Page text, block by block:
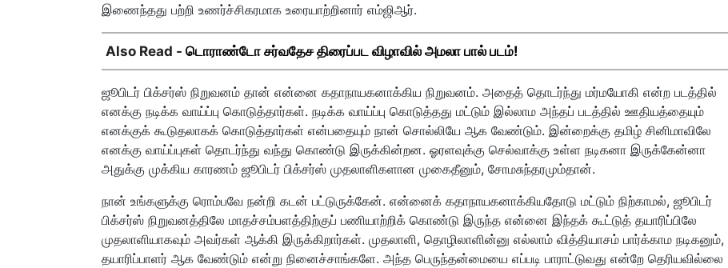
இணைந்தது பற்றி உணர்ச்சிகரமாக உரையாற்றினார் எம்ஜிஆர்.
Also Read - டொராண்டோ சர்வதேச திரைப்பட விழாவில் அமலா பால் படம்!
ஜூபிடர் பிக்சர்ஸ் நிறுவனம் தான் என்னை கதாநாயகனாக்கிய நிறுவனம். அதைத் தொடர்ந்து மர்மயோகி என்ற படத்தில்
எனக்கு நடிக்க வாய்ப்பு கொடுத்தார்கள். நடிக்க வாய்ப்பு கொடுத்தது மட்டும் இல்லாம அந்தப் படத்தில் ஊதியத்தையும்
எனக்குக் கூடுதலாகக் கொடுத்தார்கள் என்பதையும் நான் சொல்லியே ஆக வேண்டும். இன்றைக்கு தமிழ் சினிமாவிலே
எனக்கு வாய்ப்புகள் தொடர்ந்து வந்து கொண்டு இருக்கின்றன. ஓரளவுக்கு செல்வாக்கு உள்ள நடிகனா இருக்கேன்னா
அதுக்கு முக்கிய காரணம் ஜூபிடர் பிக்சர்ஸ் முதலாளிகளான முகைதீனும், சோமசுந்தரமும்தான்.
நான் உங்களுக்கு ரொம்பவே நன்றி கடன் பட்டுருக்கேன். என்னைக் கதாநாயகனாக்கியதோடு மட்டும் நிற்காமல், ஜூபிடர்
பிக்சர்ஸ் நிறுவனத்திலே மாதச்சம்பளத்திற்குப் பணியாற்றிக் கொண்டு இருந்த என்னை இந்தக் கூட்டுத் தயாரிப்பிலே
முதலாளியாகவும் அவர்கள் ஆக்கி இருக்கிறார்கள். முதலாளி, தொழிலாளின்னு எல்லாம் வித்தியாசம் பார்க்காம நடிகனும்,
தயாரிப்பாளர் ஆக வேண்டும் என்று நினைச்சாங்களே. அந்த பெருந்தன்மையை எப்படி பாராட்டுவது என்றே தெரியவில்லை